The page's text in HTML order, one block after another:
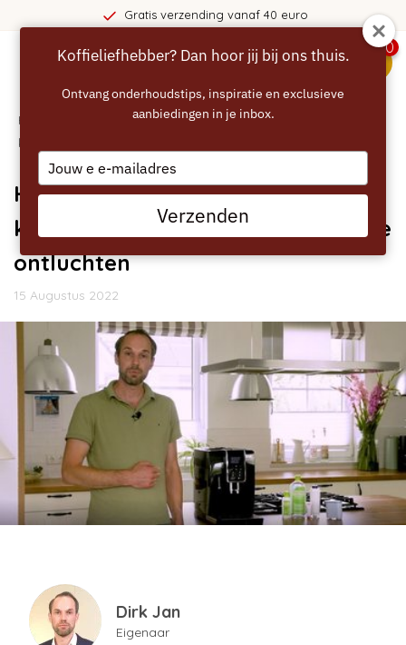
Gratis verzending vanaf 40 euro
0
Home Handleidingen/ Het waterfilter van de
koffiemachine werkt niet - machine ontluchten
Het waterfilter van de
koffiemachine werkt niet - machine
ontluchten
15 Augustus 2022
Dirk Jan
Eigenaar
Koffieliefhebber? Dan hoor jij bij ons thuis.
Ontvang onderhoudstips, inspiratie en exclusieve
aanbiedingen in je inbox.
Type
your
email
Verzenden